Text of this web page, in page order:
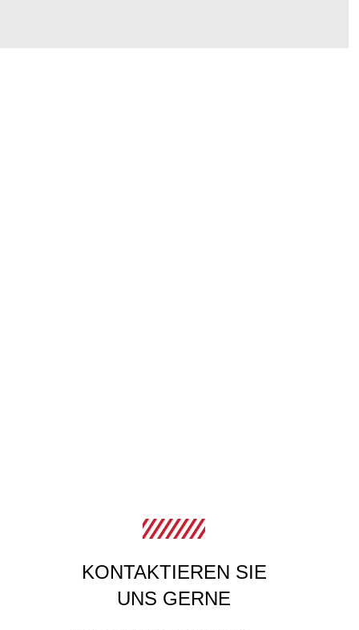
KONTAKTIEREN SIE
UNS GERNE